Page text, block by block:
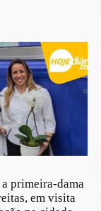
primeira-dama
em visita